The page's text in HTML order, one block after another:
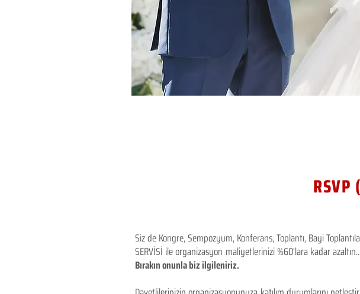
RSVP
Siz de Kongre, Sempozyum, Konferans, Toplantı, Bayi
SERVİSİ ile organizasyon maliyetlerinizi %60'lara kadar
Bırakın onunla biz ilgileniriz.